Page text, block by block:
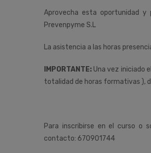
Aprovecha esta oportunidad
Prevenpyme S.L
La asistencia a las horas
IMPORTANTE: Una vez iniciado
totalidad de horas formativas ),
Para inscribirse en el curso o
contacto: 670901744